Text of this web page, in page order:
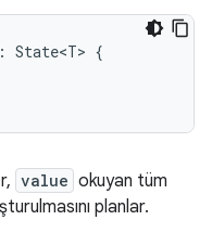
: State<T> {
value okuyan tüm
planlar.